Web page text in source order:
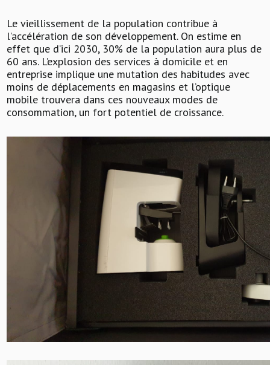
Le vieillissement de la population contribue à
l’accélération de son développement. On estime en
effet que d’ici 2030, 30% de la population aura plus de
60 ans. L’explosion des services à domicile et en
entreprise implique une mutation des habitudes avec
moins de déplacements en magasins et l’optique
mobile trouvera dans ces nouveaux modes de
consommation, un fort potentiel de croissance.